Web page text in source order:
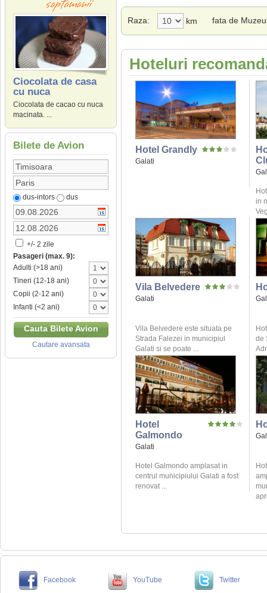
Ciocolata de casa
cu nuca
Ciocolata de cacao cu nuca
macinata. ...
Bilete de Avion
dus-intors dus
+/- 2 zile
Pasageri (max. 9):
Adulti (>18 ani)
Tineri (12-18 ani)
Copii (2-12 ani)
Infanti (<2 ani)
Cauta Bilete Avion
Cautare avansata
Raza: km fata de
Hoteluri
Hotel Grandly
Galati
in
Vila Belvedere
Galati
Vila Belvedere este situata pe
Strada Falezei in municipiul
Galati si se poate ...
de
Hotel
Galmondo
Galati
Hotel Galmondo amplasat in
centrul municipiului Galati a fost
renovat ...
Facebook YouTube Twitter